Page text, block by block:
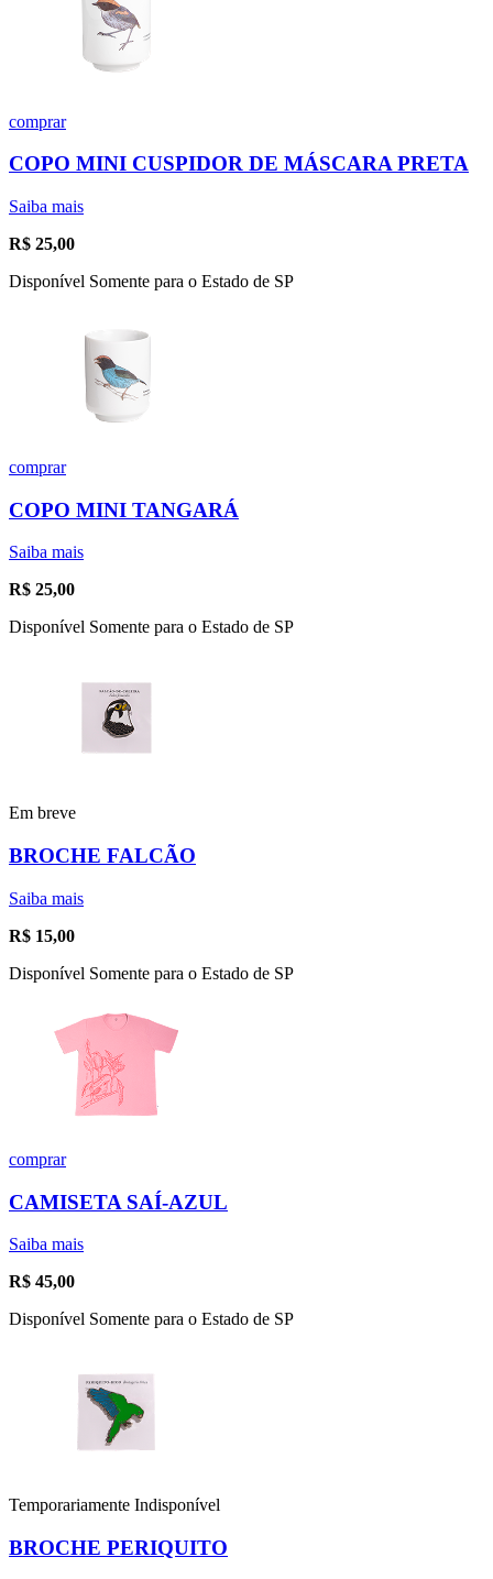
comprar
COPO MINI CUSPIDOR DE MÁSCARA PRETA
Saiba mais
R$ 25,00
Disponível Somente para o Estado de SP
comprar
COPO MINI TANGARÁ
Saiba mais
R$ 25,00
Disponível Somente para o Estado de SP
Em breve
BROCHE FALCÃO
Saiba mais
R$ 15,00
Disponível Somente para o Estado de SP
comprar
CAMISETA SAÍ-AZUL
Saiba mais
R$ 45,00
Disponível Somente para o Estado de SP
Temporariamente Indisponível
BROCHE PERIQUITO